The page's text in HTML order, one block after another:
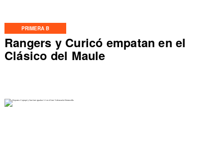
PRIMERA B
Rangers y Curicó empatan en el
Clásico del Maule